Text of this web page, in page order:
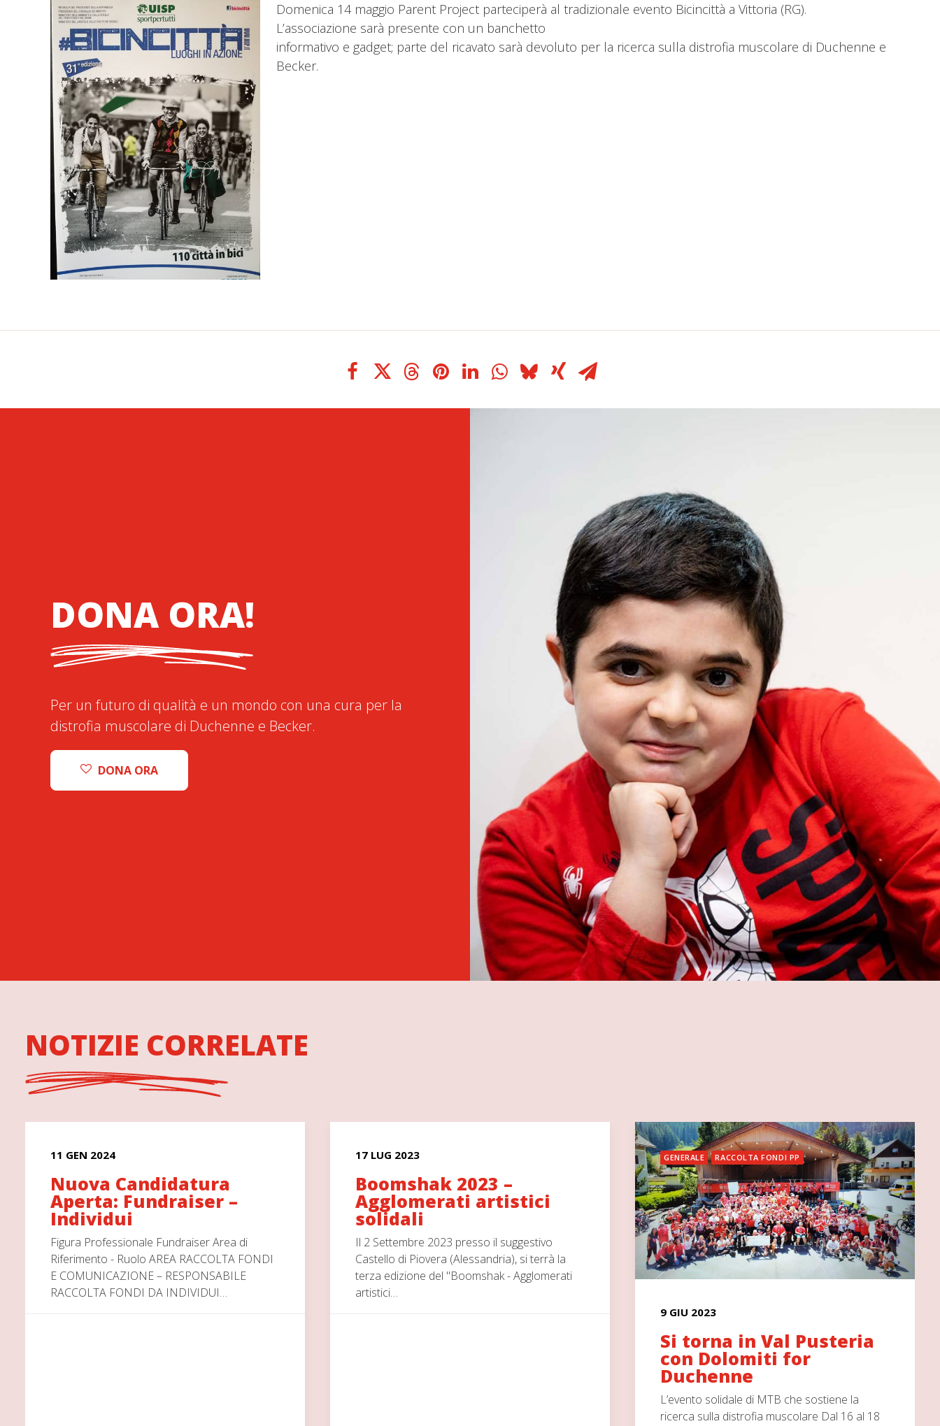
Domenica 14 maggio Parent Project parteciperà al tradizionale evento Bicincittà a Vittoria (RG).
L’associazione sarà presente con un banchetto
informativo e gadget; parte del ricavato sarà devoluto per la ricerca sulla distrofia muscolare di Duchenne e
Becker.
DONA ORA!
Per un futuro di qualità e un mondo con una cura per la
distrofia muscolare di Duchenne e Becker.
DONA ORA
NOTIZIE CORRELATE
11 GEN 2024
Nuova Candidatura
Aperta: Fundraiser –
Individui
Figura Professionale Fundraiser Area di
Riferimento - Ruolo AREA RACCOLTA FONDI
E COMUNICAZIONE – RESPONSABILE
RACCOLTA FONDI DA INDIVIDUI…
17 LUG 2023
Boomshak 2023 –
Agglomerati artistici
solidali
Il 2 Settembre 2023 presso il suggestivo
Castello di Piovera (Alessandria), si terrà la
terza edizione del "Boomshak - Agglomerati
artistici…
GENERALE RACCOLTA FONDI PP
9 GIU 2023
Si torna in Val Pusteria
con Dolomiti for
Duchenne
L’evento solidale di MTB che sostiene la
ricerca sulla distrofia muscolare Dal 16 al 18